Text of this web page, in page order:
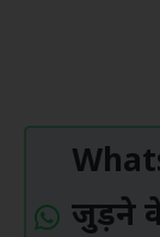
जुड़ने